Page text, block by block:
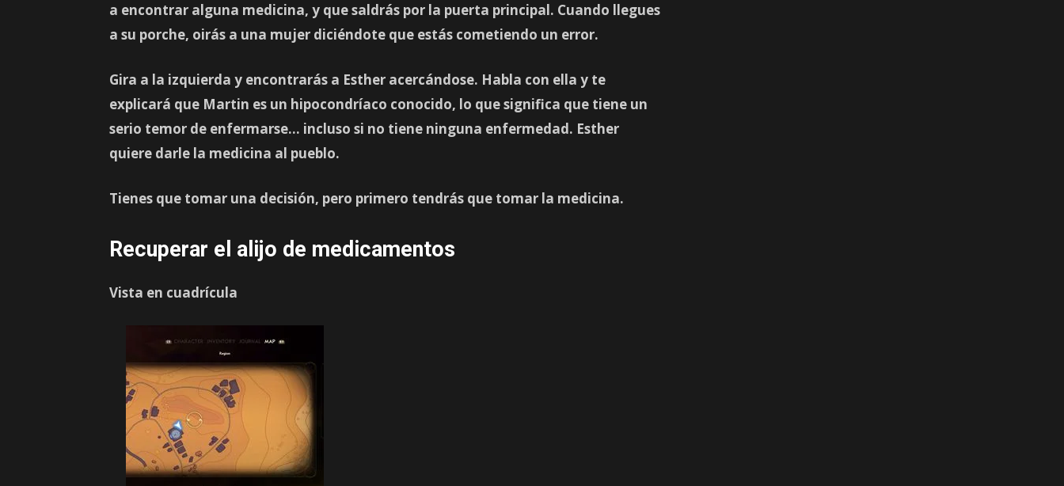
a encontrar alguna medicina, y que saldrás por la puerta principal. Cuando llegues
a su porche, oirás a una mujer diciéndote que estás cometiendo un error.
Gira a la izquierda y encontrarás a Esther acercándose. Habla con ella y te
explicará que Martin es un hipocondríaco conocido, lo que significa que tiene un
serio temor de enfermarse… incluso si no tiene ninguna enfermedad. Esther
quiere darle la medicina al pueblo.
Tienes que tomar una decisión, pero primero tendrás que tomar la medicina.
Recuperar el alijo de medicamentos
Vista en cuadrícula